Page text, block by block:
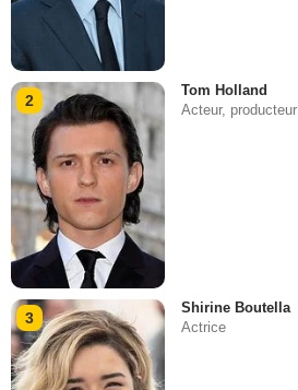
2
Tom Holland
Acteur, producteur
3
Shirine Boutella
Actrice